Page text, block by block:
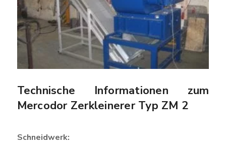
Technische Informationen zum
Mercodor Zerkleinerer Typ ZM 2
Schneidwerk: